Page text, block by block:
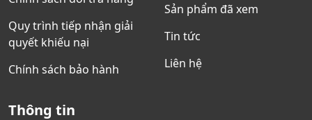
Quy trình tiếp nhận giải
quyết khiếu nại
Chính sách bảo hành
Sản phẩm đã xem
Tin tức
Liên hệ
Thông tin